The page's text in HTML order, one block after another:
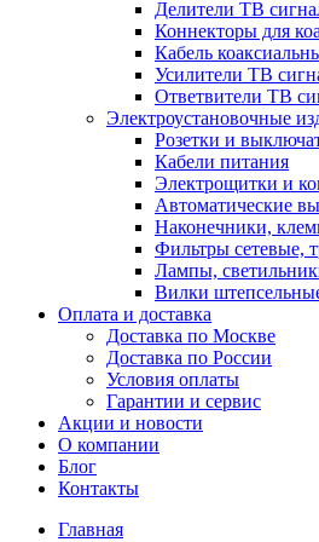
Делители ТВ
Коннекторы для
Кабель
Усилители ТВ
Ответвители ТВ
Электроустановочные
Розетки и
Кабели питания
Электрощитки и
Автоматические
Наконечники,
Фильтры сетевые,
Лампы,
Вилки
Оплата и доставка
Доставка по Москве
Доставка по России
Условия оплаты
Гарантии и сервис
Акции и новости
О компании
Блог
Контакты
Главная